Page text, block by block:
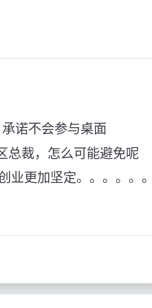
诺不会参与桌面
总裁，怎么可能避免呢
业更加坚定。。。。。